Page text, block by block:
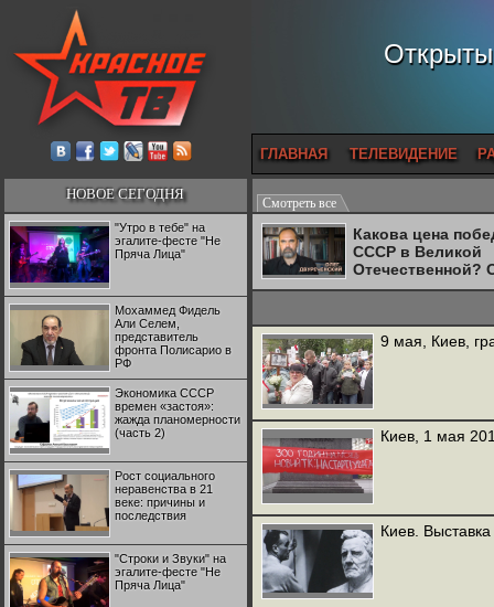
ГЛАВНАЯ ТЕЛЕВИДЕНИЕ
НОВОЕ СЕГОДНЯ
"Утро в тебе" на
эгалите-фесте "Не
Пряча Лица"
Мохаммед Фидель
Али Селем,
представитель
фронта Полисарио в
РФ
Экономика СССР
времен «застоя»:
жажда планомерности
(часть 2)
Рост социального
неравенства в 21
веке: причины и
последствия
"Строки и Звуки" на
эгалите-фесте "Не
Пряча Лица"
Смотреть все
Какова цена
СССР в Великой
Отечественной?
Двуреченский о
9 мая, Киев,
Киев, 1 мая
Киев.